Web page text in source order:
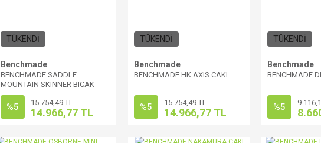
TÜKENDİ
Benchmade
BENCHMADE SADDLE
MOUNTAIN SKINNER BICAK
%5 15.754,49 TL
14.966,77 TL
TÜKENDİ
Benchmade
BENCHMADE HK AXIS CAKI
%5 15.754,49 TL
14.966,77 TL
TÜKENDİ
Benchmade
BENCHMADE
%5